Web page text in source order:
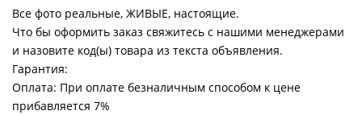
Все фото реальные, ЖИВЫЕ, настоящие.
Что бы оформить заказ свяжитесь с нашими менеджерами
и назовите код(ы) товара из текста объявления.
Гарантия:
Оплата: При оплате безналичным способом к цене
прибавляется 7%